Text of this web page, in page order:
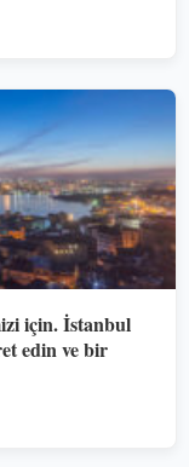
için. İstanbul
edin ve bir